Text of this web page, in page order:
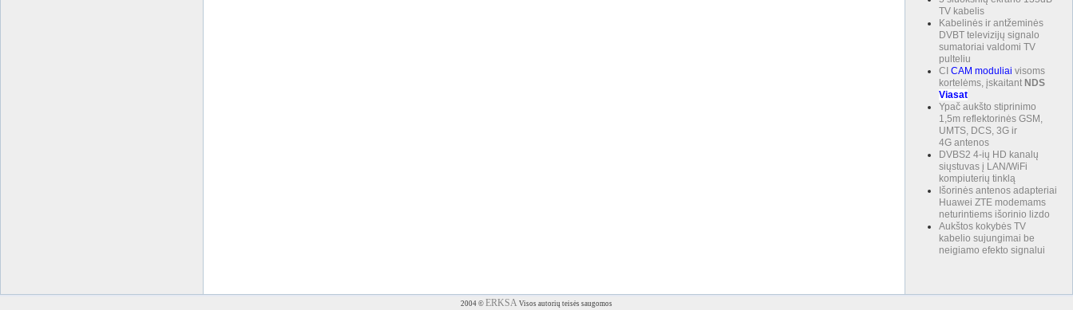
TV kabelis
Kabelinės ir antžeminės
DVBT televizijų signalo
sumatoriai valdomi TV
pulteliu
CI CAM moduliai visoms
kortelėms, įskaitant NDS
Viasat
Ypač aukšto stiprinimo
1,5m reflektorinės GSM,
UMTS, DCS, 3G ir
4G antenos
DVBS2 4-ių HD kanalų
siųstuvas į LAN/WiFi
kompiuterių tinklą
Išorinės antenos adapteriai
Huawei ZTE modemams
neturintiems išorinio lizdo
Aukštos kokybės TV
kabelio sujungimai be
neigiamo efekto signalui
2004 © ERKSA Visos autorių teisės saugomos